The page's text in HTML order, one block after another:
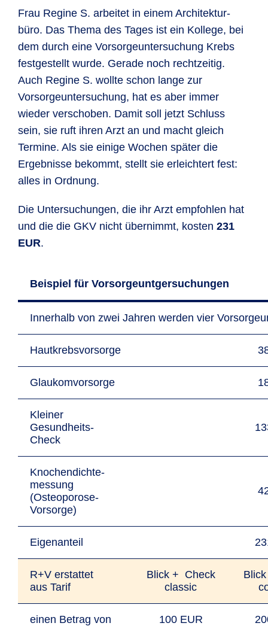
Frau Regine S. arbeitet in einem Architektur­
büro. Das Thema des Tages ist ein Kollege, bei
dem durch eine Vorsorge­unter­suchung Krebs
festgestellt wurde. Gerade noch recht­zeitig.
Auch Regine S. wollte schon lange zur
Vorsorge­unter­suchung, hat es aber immer
wieder verschoben. Damit soll jetzt Schluss
sein, sie ruft ihren Arzt an und macht gleich
Termine. Als sie einige Wochen später die
Ergebnisse bekommt, stellt sie erleichtert fest:
alles in Ordnung.
Die Unter­suchungen, die ihr Arzt empfohlen hat
und die die GKV nicht übernimmt, kosten 231
EUR.
Beispiel für Vorsorgeuntgersuchungen
Innerhalb von zwei Jahren werden vier
Hautkrebsvorsorge
Glaukomvorsorge
Kleiner
Gesundheits-
Check
Knochendichte­
messung
(Osteoporose-
Vorsorge)
Eigenanteil
R+V erstattet
aus Tarif
Blick + Check
classic
einen Betrag von 100 EUR